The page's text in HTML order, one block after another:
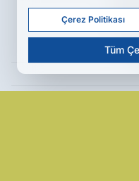
Çerez Politikası
Tüm